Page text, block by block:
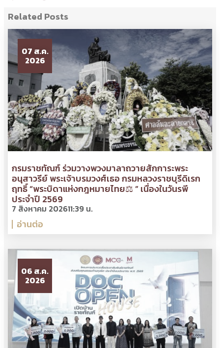
Related Posts
07 ส.ค.
2026
กรมราชทัณฑ์ ร่วมวางพวงมาลาถวายสักการะพระ
อนุสาวรีย์ พระเจ้าบรมวงศ์เธอ กรมหลวงราชบุรีดิเรก
ฤทธิ์ “พระบิดาแห่งกฎหมายไทย⚖ ” เนื่องในวันรพี
ประจำปี 2569
7 สิงหาคม 202611:39 น.
อ่านต่อ
06 ส.ค.
2026